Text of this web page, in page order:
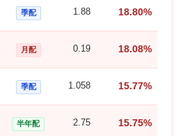
季配 1.88 18.80%
月配 0.19 18.08%
季配 1.058 15.77%
半年配 2.75 15.75%